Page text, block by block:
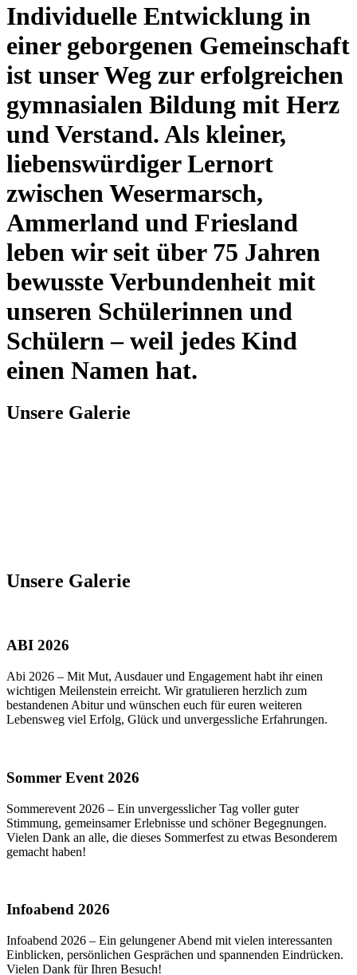
Individuelle Entwicklung in
einer geborgenen Gemeinschaft
ist unser Weg zur erfolgreichen
gymnasialen Bildung mit Herz
und Verstand. Als kleiner,
liebenswürdiger Lernort
zwischen Wesermarsch,
Ammerland und Friesland
leben wir seit über 75 Jahren
bewusste Verbundenheit mit
unseren Schülerinnen und
Schülern – weil jedes Kind
einen Namen hat.
Unsere Galerie
Unsere Galerie
ABI 2026
Abi 2026 – Mit Mut, Ausdauer und Engagement habt ihr einen
wichtigen Meilenstein erreicht. Wir gratulieren herzlich zum
bestandenen Abitur und wünschen euch für euren weiteren
Lebensweg viel Erfolg, Glück und unvergessliche Erfahrungen.
Sommer Event 2026
Sommerevent 2026 – Ein unvergesslicher Tag voller guter
Stimmung, gemeinsamer Erlebnisse und schöner Begegnungen.
Vielen Dank an alle, die dieses Sommerfest zu etwas Besonderem
gemacht haben!
Infoabend 2026
Infoabend 2026 – Ein gelungener Abend mit vielen interessanten
Einblicken, persönlichen Gesprächen und spannenden Eindrücken.
Vielen Dank für Ihren Besuch!